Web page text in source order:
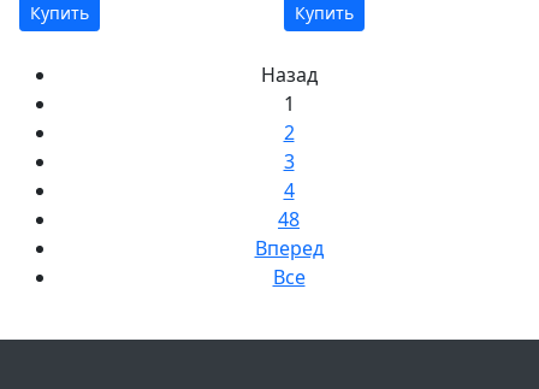
Купить Купить
Назад
1
2
3
4
48
Вперед
Все